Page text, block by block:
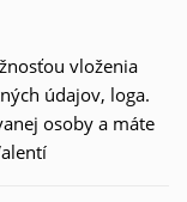
vloženia
údajov, loga.
osoby a máte